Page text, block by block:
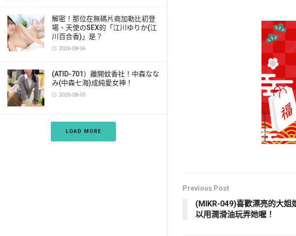
解密！那位在無碼片商加勒比初登
場、天使のSEX的「江川ゆりか(江
川百合香)」是？
2026-08-06
(ATID-701）離開蚊香社！中森なな
み(中森七海)成純愛女神！
2026-08-05
LOAD MORE
Previous Post
(MIKR-049)喜歡漂亮的大姐
以用潤滑油玩弄她喔！